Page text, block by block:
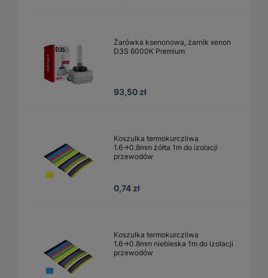
Żarówka ksenonowa, żarnik xenon
D3S 6000K Premium
93,50 zł
Koszulka termokurczliwa
1.6→0.8mm żółta 1m do izolacji
przewodów
0,74 zł
Koszulka termokurczliwa
1.6→0.8mm niebieska 1m do izolacji
przewodów